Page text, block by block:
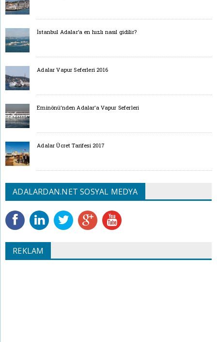
İstanbul Adalar’a en hızlı nasıl gidilir?
Adalar Vapur Seferleri 2016
Eminönü’nden Adalar’a Vapur Seferleri
Adalar Ücret Tarifesi 2017
ADALARDAN.NET SOSYAL MEDYA
REKLAM